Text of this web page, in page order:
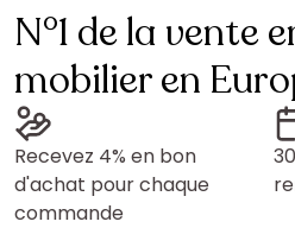
N°1 de la vente
mobilier en
Recevez 4% en bon
d'achat pour chaque
commande